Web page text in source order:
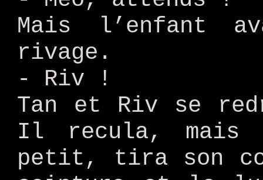
Mais l’enfant
rivage.
- Riv !
Tan et Riv se
Il recula,
petit, tira son